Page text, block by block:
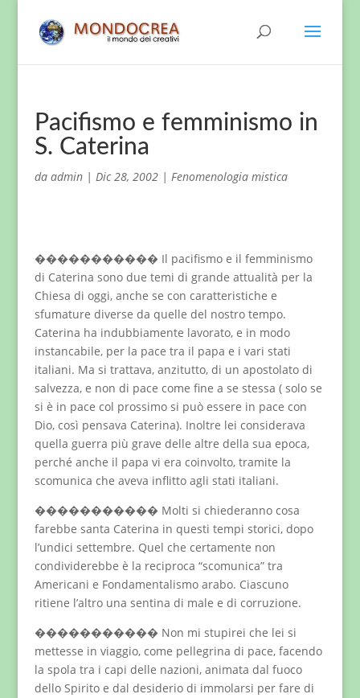
Pacifismo e femminismo in
S. Caterina
da admin| Dic 28, 2002| Fenomenologia mistica
����������� Il pacifismo e il femminismo
di Caterina sono due temi di grande attualità per la
Chiesa di oggi, anche se con caratteristiche e
sfumature diverse da quelle del nostro tempo.
Caterina ha indubbiamente lavorato, e in modo
instancabile, per la pace tra il papa e i vari stati
italiani. Ma si trattava, anzitutto, di un apostolato di
salvezza, e non di pace come fine a se stessa ( solo se
si è in pace col prossimo si può essere in pace con
Dio, così pensava Caterina). Inoltre lei considerava
quella guerra più grave delle altre della sua epoca,
perché anche il papa vi era coinvolto, tramite la
scomunica che aveva inflitto agli stati italiani.
����������� Molti si chiederanno cosa
farebbe santa Caterina in questi tempi storici, dopo
l’undici settembre. Quel che certamente non
condividerebbe è la reciproca “scomunica” tra
Americani e Fondamentalismo arabo. Ciascuno
ritiene l’altro una sentina di male e di corruzione.
����������� Non mi stupirei che lei si
mettesse in viaggio, come pellegrina di pace, facendo
la spola tra i capi delle nazioni, animata dal fuoco
dello Spirito e dal desiderio di immolarsi per fare di